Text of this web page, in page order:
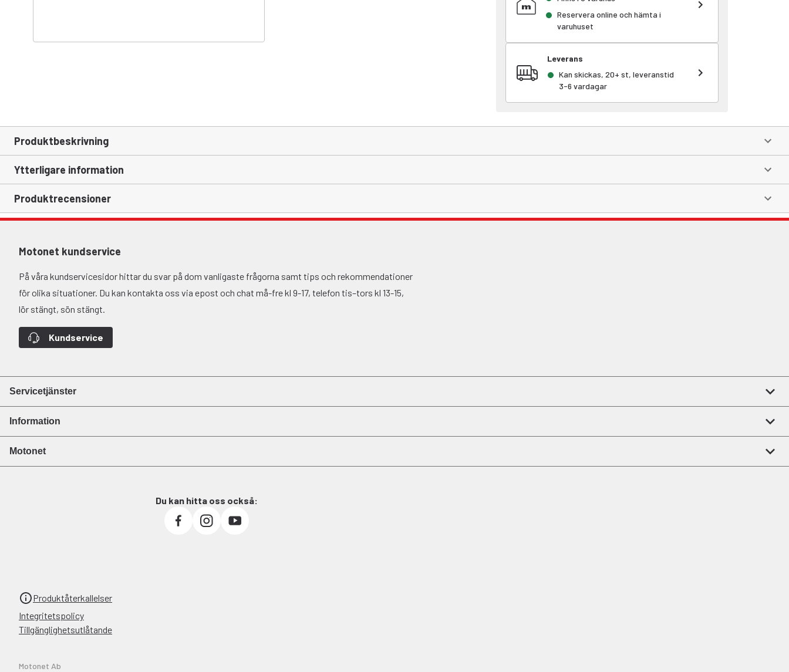
Reservera online och hämta i
varuhuset
Leverans
Kan skickas, 20+ st, leveranstid
3-6 vardagar
Produktbeskrivning
Ytterligare information
Produktrecensioner
Motonet kundservice
På våra kundservicesidor hittar du svar på dom vanligaste frågorna samt tips och rekommendationer
för olika situationer. Du kan kontakta oss via epost och chat må-fre kl 9-17, telefon tis–tors kl 13-15,
lör stängt, sön stängt.
Kundservice
Servicetjänster
Information
Motonet
Du kan hitta oss också:
Produktåterkallelser
Integritetspolicy
Tillgänglighetsutlåtande
Motonet Ab